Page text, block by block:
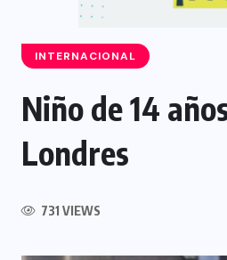
INTERNACIONAL
Niño de 14
Londres
731 VIEWS